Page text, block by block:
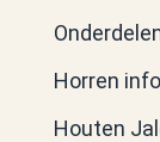
Horren
Houten